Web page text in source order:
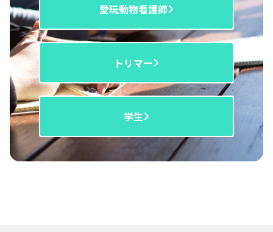
愛玩動物看護師
トリマー
学生